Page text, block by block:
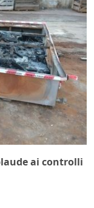
ai controlli